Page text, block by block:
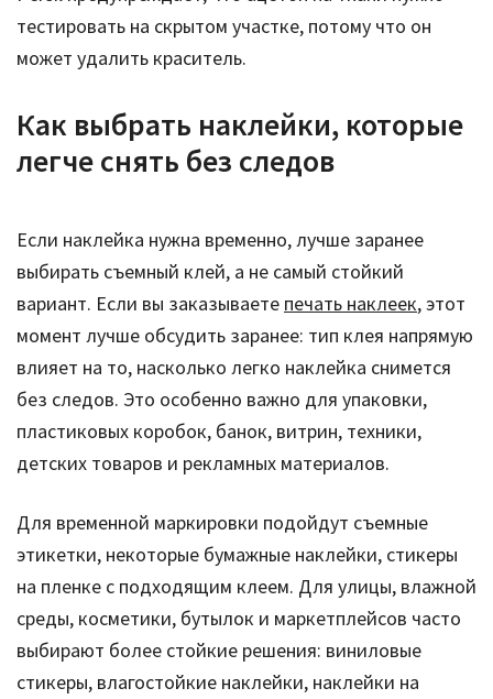
тестировать на скрытом участке, потому что он
может удалить краситель.
Как выбрать наклейки, которые
легче снять без следов
Если наклейка нужна временно, лучше заранее
выбирать съемный клей, а не самый стойкий
вариант. Если вы заказываете печать наклеек, этот
момент лучше обсудить заранее: тип клея напрямую
влияет на то, насколько легко наклейка снимется
без следов. Это особенно важно для упаковки,
пластиковых коробок, банок, витрин, техники,
детских товаров и рекламных материалов.
Для временной маркировки подойдут съемные
этикетки, некоторые бумажные наклейки, стикеры
на пленке с подходящим клеем. Для улицы, влажной
среды, косметики, бутылок и маркетплейсов часто
выбирают более стойкие решения: виниловые
стикеры, влагостойкие наклейки, наклейки на